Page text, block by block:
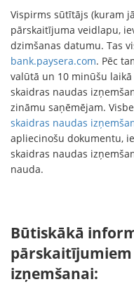
Vispirms sūtītājs (kuram
pārskaitījuma veidlapu,
dzimšanas datumu. Tas
bank.paysera.com. Pēc
valūtā un 10 minūšu
skaidras naudas
zināmu saņēmējam.
skaidras naudas
apliecinošu dokumentu,
skaidras naudas
nauda.
Būtiskākā
pārskaitījumiem
izņemšanai: